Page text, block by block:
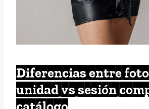
Diferencias entre
unidad vs sesión